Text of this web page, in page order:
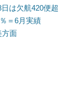
は欠航420便超
＝6月実績
方面